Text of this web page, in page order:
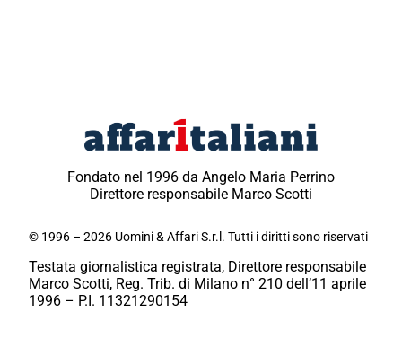
Fondato nel 1996 da Angelo Maria Perrino
Direttore responsabile Marco Scotti
© 1996 – 2026 Uomini & Affari S.r.l. Tutti i diritti sono riservati
Testata giornalistica registrata, Direttore responsabile
Marco Scotti, Reg. Trib. di Milano n° 210 dell’11 aprile
1996 – P.I. 11321290154